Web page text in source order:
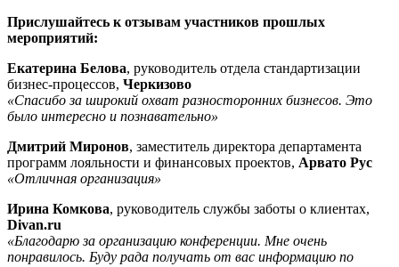
Прислушайтесь к отзывам участников прошлых
мероприятий:
Екатерина Белова, руководитель отдела стандартизации
бизнес-процессов, Черкизово
«Спасибо за широкий охват разносторонних бизнесов. Это
было интересно и познавательно»
Дмитрий Миронов, заместитель директора департамента
программ лояльности и финансовых проектов, Арвато Рус
«Отличная организация»
Ирина Комкова, руководитель службы заботы о клиентах,
Divan.ru
«Благодарю за организацию конференции. Мне очень
понравилось. Буду рада получать от вас информацию по